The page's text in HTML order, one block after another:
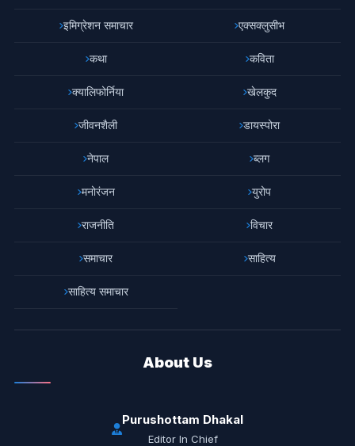
इमिग्रेशन समाचार एक्सक्लुसीभ
कथा कविता
क्यालिफोर्निया खेलकुद
जीवनशैली डायस्पोरा
नेपाल ब्लग
मनोरंजन युरोप
राजनीति विचार
समाचार साहित्य
साहित्य समाचार
About Us
Purushottam Dhakal
Editor In Chief